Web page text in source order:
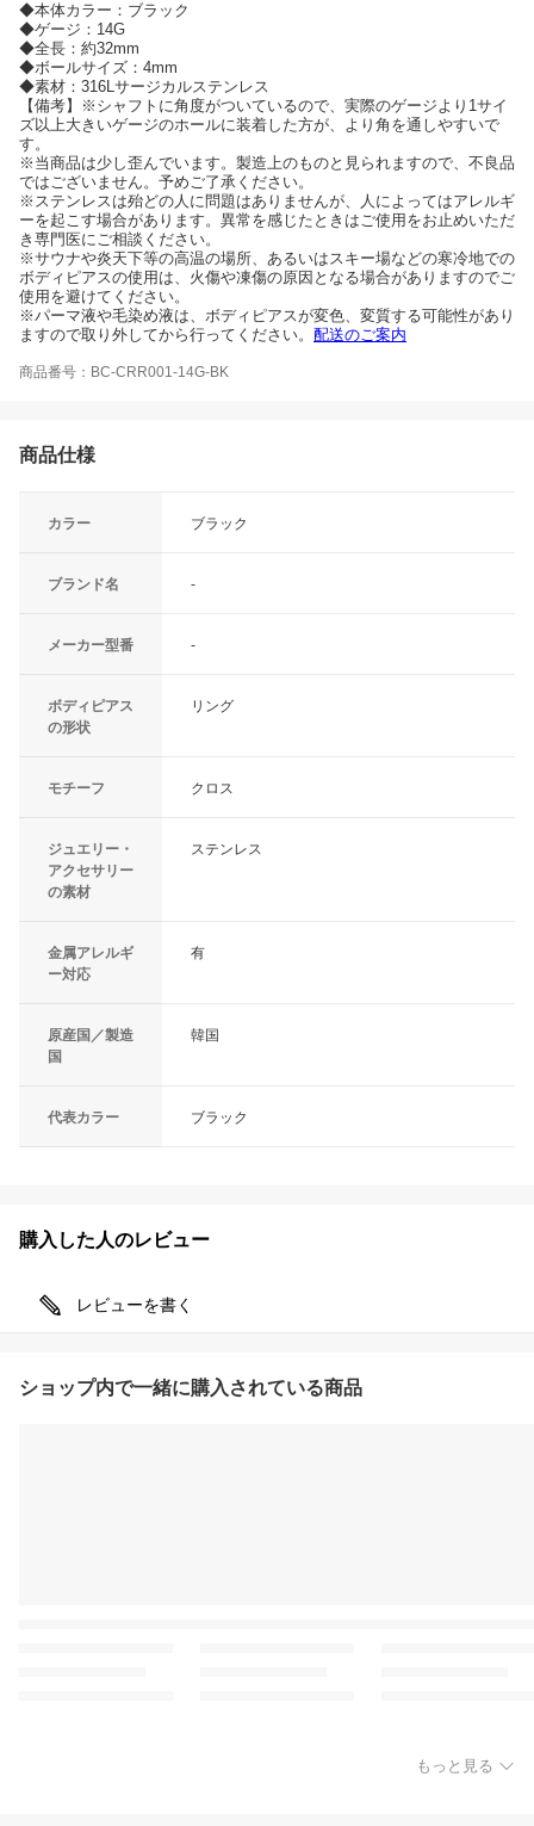
◆本体カラー：ブラック
◆ゲージ：14G
◆全長：約32mm
◆ボールサイズ：4mm
◆素材：316Lサージカルステンレス
【備考】※シャフトに角度がついているので、実際のゲージより1サイ
ズ以上大きいゲージのホールに装着した方が、より角を通しやすいで
す。
※当商品は少し歪んでいます。製造上のものと見られますので、不良品
ではございません。予めご了承ください。
※ステンレスは殆どの人に問題はありませんが、人によってはアレルギ
ーを起こす場合があります。異常を感じたときはご使用をお止めいただ
き専門医にご相談ください。
※サウナや炎天下等の高温の場所、あるいはスキー場などの寒冷地での
ボディピアスの使用は、火傷や凍傷の原因となる場合がありますのでご
使用を避けてください。
※パーマ液や毛染め液は、ボディピアスが変色、変質する可能性があり
ますので取り外してから行ってください。 配送のご案内
商品番号：BC-CRR001-14G-BK
商品仕様
カラー ブラック
ブランド名 -
メーカー型番 -
ボディピアス
の形状
リング
モチーフ クロス
ジュエリー・
アクセサリー
の素材
ステンレス
金属アレルギ
ー対応
有
原産国／製造
国
韓国
代表カラー ブラック
購入した人のレビュー
レビューを書く
ショップ内で一緒に購入されている商品
もっと見る